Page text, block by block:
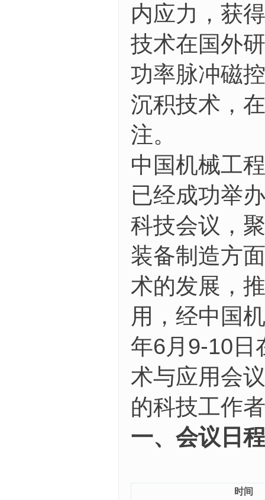
内应力，获
技术在国外
功率脉冲磁
沉积技术，
注。
中国机械工
已经成功举
科技会议，
装备制造方
术的发展，
用，经中国
年6月9-10日
术与应用会
的科技工作
一、会议日
时间